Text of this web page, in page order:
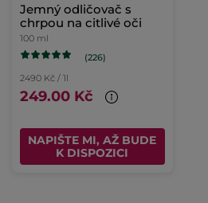
Jemný odličovač s
chrpou na citlivé oči
100 ml
(226)
2490 Kč / 1l
249.00 Kč
NAPIŠTE MI, AŽ BUDE
K DISPOZICI